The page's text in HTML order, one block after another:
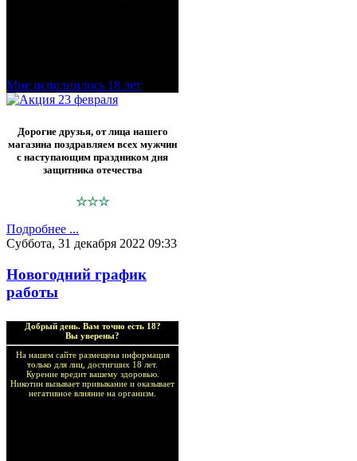
Мне исполнилось 18 лет
Дорогие друзья, от лица нашего
магазина поздравляем всех мужчин
с наступающим праздником дня
защитника отечества
☆☆☆
Подробнее ...
Суббота, 31 декабря 2022 09:33
Новогодний график
работы
Добрый день. Вам точно есть 18?
Вы уверены?
На нашем сайте размещена информация
только для лиц, достигших 18 лет.
Курение вредит вашему здоровью.
Никотин вызывает привыкание и оказывает
негативное влияние на организм.